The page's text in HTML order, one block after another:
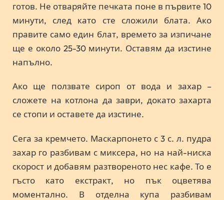
готов. Не отваряйте печката поне в първите 10
минути, след като сте сложили блата. Ако
правите само един блат, времето за изпичане
ще е около 25-30 минути. Оставям да изстине
напълно.
Ако ще ползвате сироп от вода и захар –
сложете на котлона да заври, докато захарта
се стопи и оставете да изстине.
Сега за кремчето. Маскарпонето с 3 с. л. пудра
захар го разбивам с миксера, но на най-ниска
скорост и добавям разтвореното нес кафе. То е
гъсто като екстракт, но пък оцветява
моментално. В отделна купа разбивам